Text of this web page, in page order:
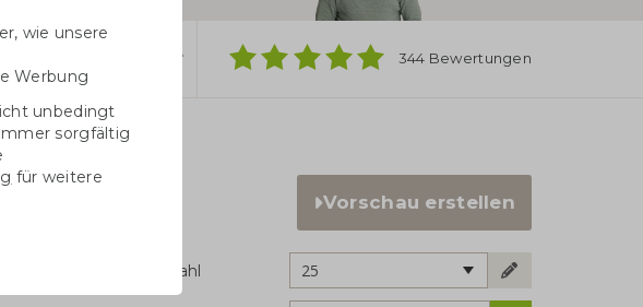
Kugelschreiber 344 Bewertungen
Vorschau erstellen
Stückzahl 25
wie unsere
Werbung
unbedingt
sorgfältig
für weitere